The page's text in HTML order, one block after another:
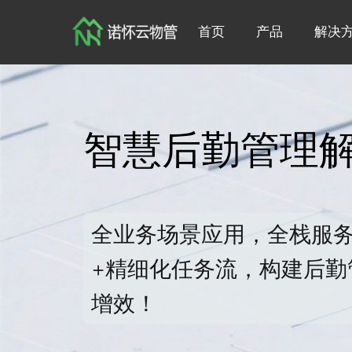
首页 产品 解决
智慧后勤管理
全业务场景应用，全栈服
+精细化任务流，构建后
增效！